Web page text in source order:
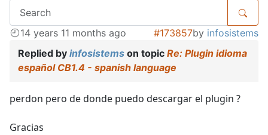
14 years 11 months ago #173857by infosistems
Replied by infosistems on topic Re: Plugin idioma
español CB1.4 - spanish language
perdon pero de donde puedo descargar el plugin ?
Gracias